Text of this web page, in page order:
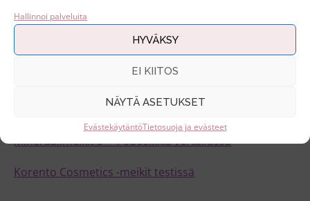
Hallinnoi palveluita
HYVÄKSY
EI KIITOS
NÄYTÄ ASETUKSET
EvästekäytäntöTietosuoja ja evästeet
Edit 2020: Flow kosmetiikka tunnetaan nykyään nimellä
Flow Cosmetics, ja meikkisarjan rinnalla on nykyään
päivittynyt Korento Cosmetics. Voit tutustua
Mineraalimeikit 5 + 1 suosikkia vertailussa
Korento Cosmetics -meikit testissä